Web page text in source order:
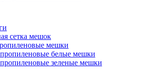
сетка мешок
мешки
белые мешки
зеленые мешки